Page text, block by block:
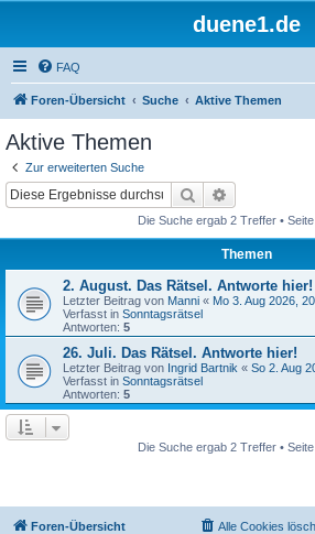
duene1.de
FAQ
Foren-Übersicht Suche Aktive Themen
Aktive Themen
Zur erweiterten Suche
Suche
Die Suche ergab 2 Treffer • Seite
Themen
2. August. Das Rätsel. Antworte hier!
Letzter Beitrag von Manni « Mo 3. Aug 2026,
Verfasst in Sonntagsrätsel
Antworten: 5
26. Juli. Das Rätsel. Antworte hier!
Letzter Beitrag von Ingrid Bartnik « So 2. Aug
Verfasst in Sonntagsrätsel
Antworten: 5
Die Suche ergab 2 Treffer • Seite
Foren-Übersicht Alle Cookies